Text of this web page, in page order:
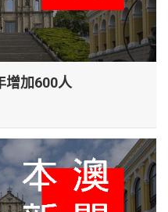
增加600人